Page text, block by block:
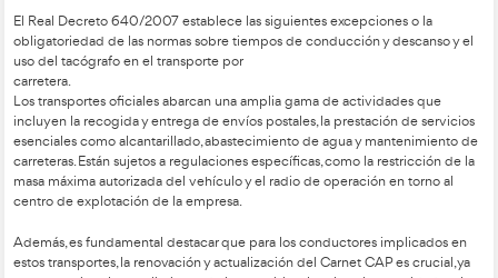
El presente Reglamento se aplicará al transporte por
DE MERCANCÍAS, cuando la masa máxima
vehículos, incluido cualquier remolque o
a 3,5 toneladas.
DE VIAJEROS, en vehículos destinados al transporte
personas, incluido el conductor.
A partir del 1 de julio de 2026, también se aplicará en
transporte internacional o en operaciones de cabotaje,